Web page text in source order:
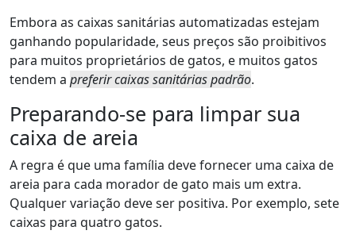
Embora as caixas sanitárias automatizadas estejam
ganhando popularidade, seus preços são proibitivos
para muitos proprietários de gatos, e muitos gatos
tendem a preferir caixas sanitárias padrão.
Preparando-se para limpar sua
caixa de areia
A regra é que uma família deve fornecer uma caixa de
areia para cada morador de gato mais um extra.
Qualquer variação deve ser positiva. Por exemplo, sete
caixas para quatro gatos.